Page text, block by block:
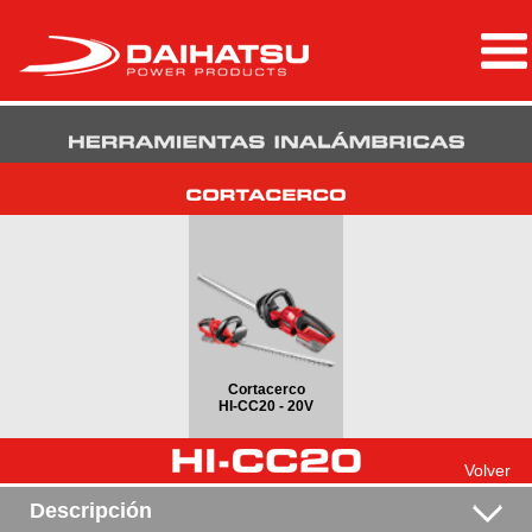
Cortacerco
HI-CC20 - 20V
Volver
Descripción